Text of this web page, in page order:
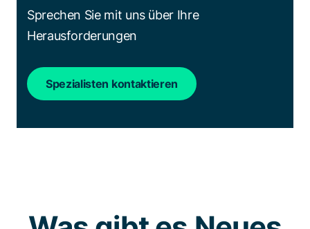
Sprechen Sie mit uns über Ihre
Herausforderungen
Spezialisten kontaktieren